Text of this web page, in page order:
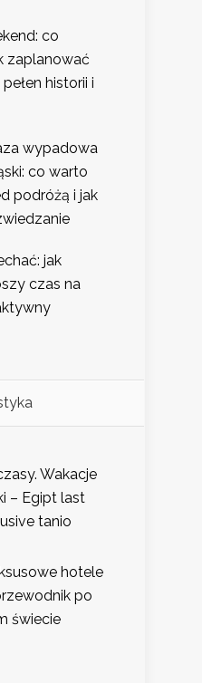
co
zaplanować
historii i
wypadowa
co warto
podróżą i jak
jak
czas na
Wakacje
– Egipt last
tanio
hotele
po
świecie